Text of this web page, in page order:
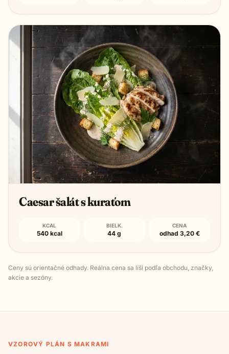
Caesar šalát s kuraťom
KCAL
540 kcal
BIELK.
44 g
CENA
odhad 3,20 €
Ceny sú orientačné odhady. Reálna cena sa líši podľa obchodu, značky,
akcie a sezóny.
VZOROVÝ PLÁN S MAKRAMI